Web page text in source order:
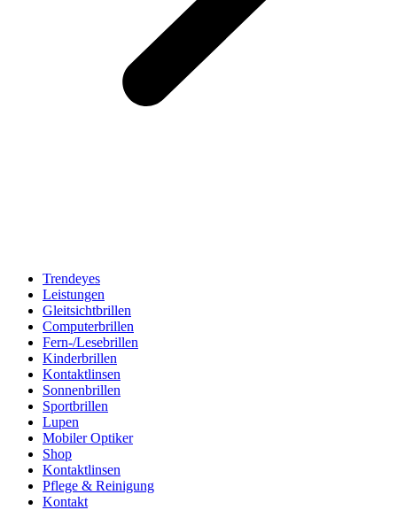
Trendeyes
Leistungen
Gleitsichtbrillen
Computerbrillen
Fern-/Lesebrillen
Kinderbrillen
Kontaktlinsen
Sonnenbrillen
Sportbrillen
Lupen
Mobiler Optiker
Shop
Kontaktlinsen
Pflege & Reinigung
Kontakt